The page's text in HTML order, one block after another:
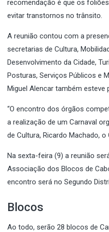
recomendação é que os
evitar transtornos no trânsito.
A reunião contou com a
secretarias de Cultura,
Desenvolvimento da Cidade,
Posturas, Serviços Públicos e
Miguel Alencar também esteve
“O encontro dos órgãos
a realização de um Carnaval
de Cultura, Ricardo Machado, o
Na sexta-feira (9) a reunião
Associação dos Blocos de
encontro será no Segundo
Blocos
Ao todo, serão 28 blocos de